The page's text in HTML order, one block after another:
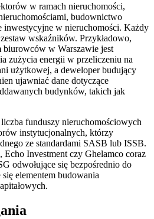
w ramach nieruchomości,
budownictwo
inwestycyjne w nieruchomości. Każdy
wskaźników. Przykładowo,
biurowców w Warszawie jest
zużycia energii w przeliczeniu na
użytkowej, a deweloper budujący
ujawniać dane dotyczące
budynków, takich jak
funduszy nieruchomościowych
instytucjonalnych, którzy
ze standardami SASB lub ISSB.
Investment czy Ghelamco coraz
odwołujące się bezpośrednio do
elementem budowania